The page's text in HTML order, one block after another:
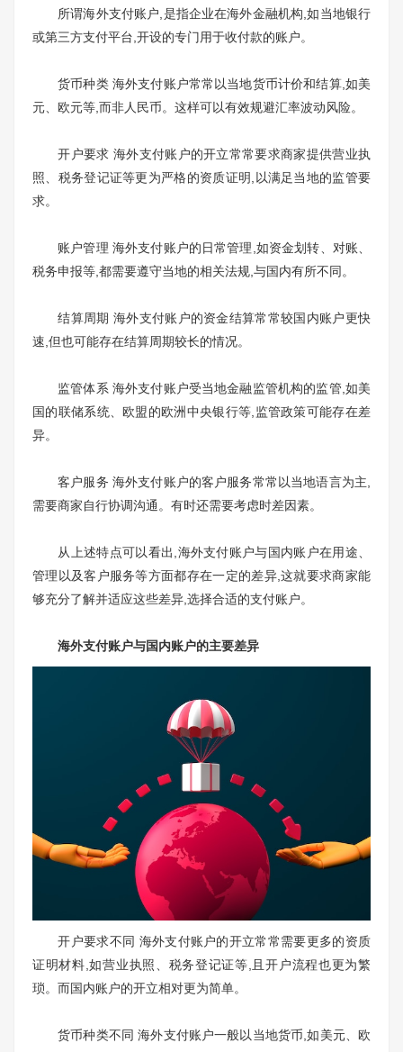
所谓海外支付账户,是指企业在海外金融机构,如当地银行
或第三方支付平台,开设的专门用于收付款的账户。
货币种类 海外支付账户常常以当地货币计价和结算,如美
元、欧元等,而非人民币。这样可以有效规避汇率波动风险。
开户要求 海外支付账户的开立常常要求商家提供营业执
照、税务登记证等更为严格的资质证明,以满足当地的监管要
求。
账户管理 海外支付账户的日常管理,如资金划转、对账、
税务申报等,都需要遵守当地的相关法规,与国内有所不同。
结算周期 海外支付账户的资金结算常常较国内账户更快
速,但也可能存在结算周期较长的情况。
监管体系 海外支付账户受当地金融监管机构的监管,如美
国的联储系统、欧盟的欧洲中央银行等,监管政策可能存在差
异。
客户服务 海外支付账户的客户服务常常以当地语言为主,
需要商家自行协调沟通。有时还需要考虑时差因素。
从上述特点可以看出,海外支付账户与国内账户在用途、
管理以及客户服务等方面都存在一定的差异,这就要求商家能
够充分了解并适应这些差异,选择合适的支付账户。
海外支付账户与国内账户的主要差异
开户要求不同 海外支付账户的开立常常需要更多的资质
证明材料,如营业执照、税务登记证等,且开户流程也更为繁
琐。而国内账户的开立相对更为简单。
货币种类不同 海外支付账户一般以当地货币,如美元、欧